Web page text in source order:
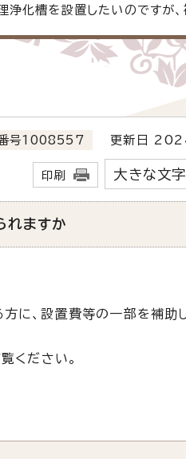
浄化槽を設置したいのですが
号1008557 更新日
印刷 大きな文
れますか
に、設置費等の一部を補助し
ください。